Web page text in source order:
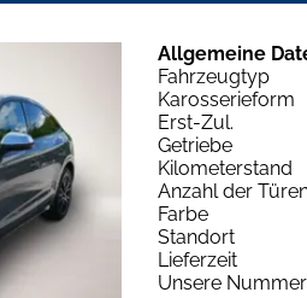
Allgemeine
Fahrzeugtyp
Karosserieform
Erst-Zul.
Getriebe
Kilometerstand
Anzahl der
Farbe
Standort
Lieferzeit
Unsere Nummer